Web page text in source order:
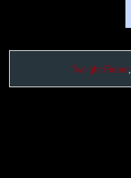
Twilight Fieber,